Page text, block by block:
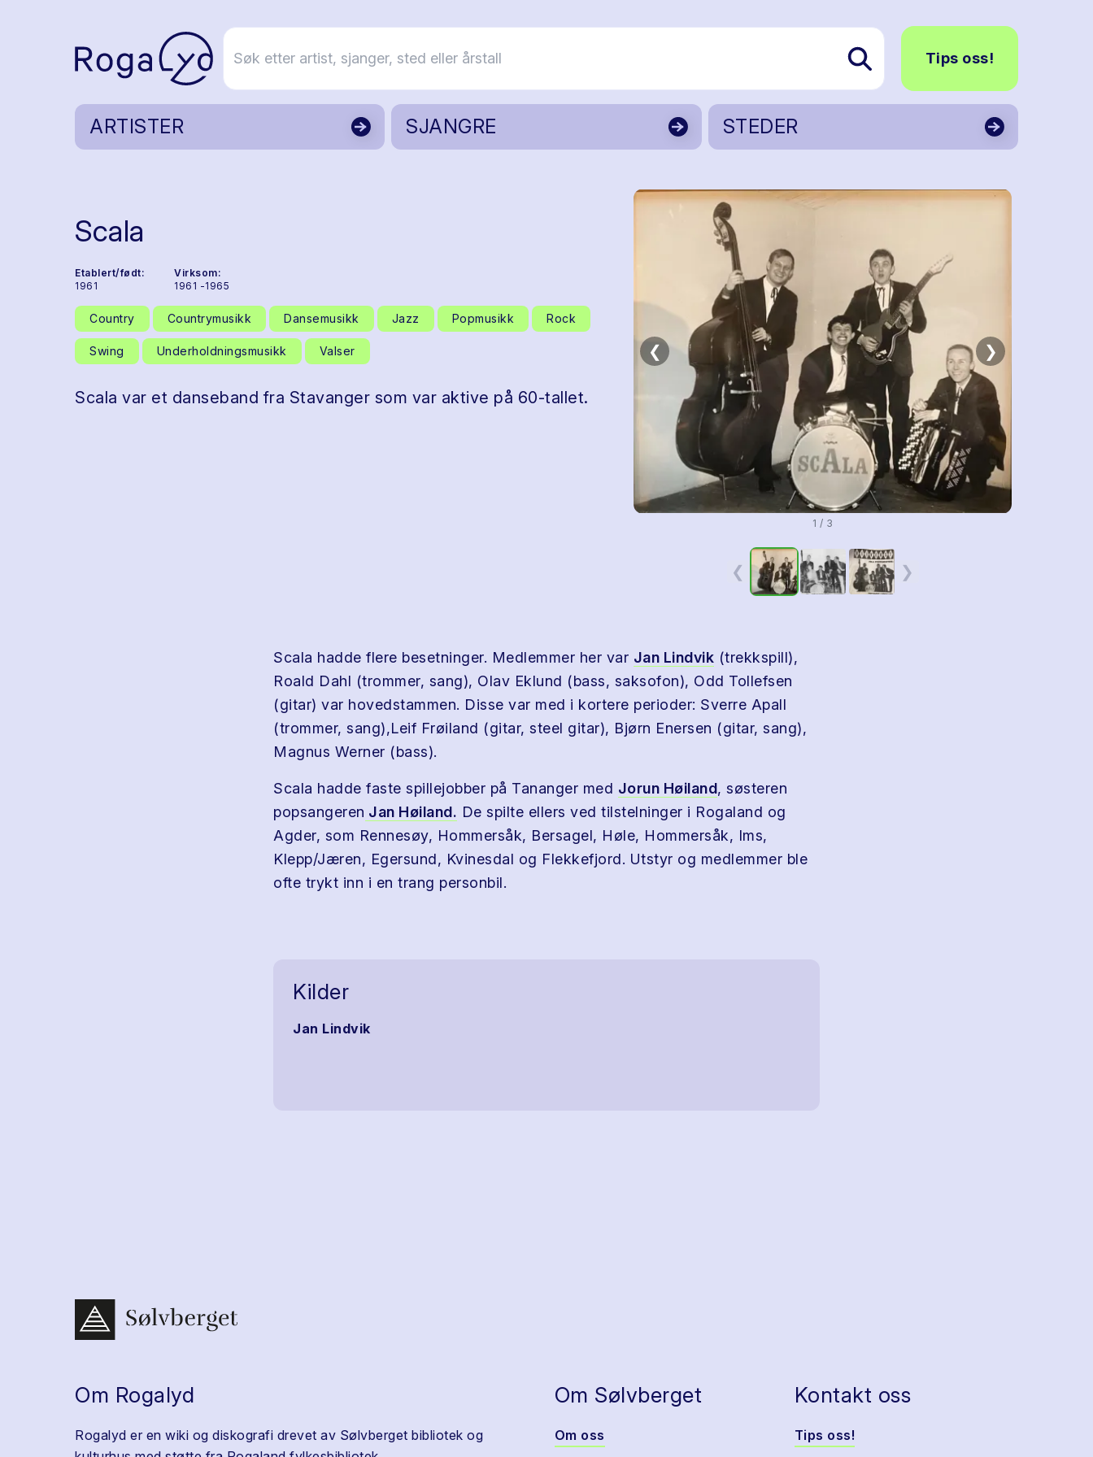
Tips oss!
ARTISTER SJANGRE STEDER
Scala
Etablert/født:
1961
Virksom:
1961 -1965
Country Countrymusikk Dansemusikk Jazz Popmusikk Rock
Swing Underholdningsmusikk Valser
Scala var et danseband fra Stavanger som var aktive på 60-tallet.
❮ ❯
1 / 3
❮ ❯
Scala hadde flere besetninger. Medlemmer her var Jan Lindvik (trekkspill),
Roald Dahl (trommer, sang), Olav Eklund (bass, saksofon), Odd Tollefsen
(gitar) var hovedstammen. Disse var med i kortere perioder: Sverre Apall
(trommer, sang),Leif Frøiland (gitar, steel gitar), Bjørn Enersen (gitar, sang),
Magnus Werner (bass).
Scala hadde faste spillejobber på Tananger med Jorun Høiland, søsteren
popsangeren Jan Høiland. De spilte ellers ved tilstelninger i Rogaland og
Agder, som Rennesøy, Hommersåk, Bersagel, Høle, Hommersåk, Ims,
Klepp/Jæren, Egersund, Kvinesdal og Flekkefjord. Utstyr og medlemmer ble
ofte trykt inn i en trang personbil.
Kilder
Jan Lindvik
Om Rogalyd
Rogalyd er en wiki og diskografi drevet av Sølvberget bibliotek og
Om Sølvberget
Om oss
Kontakt oss
Tips oss!